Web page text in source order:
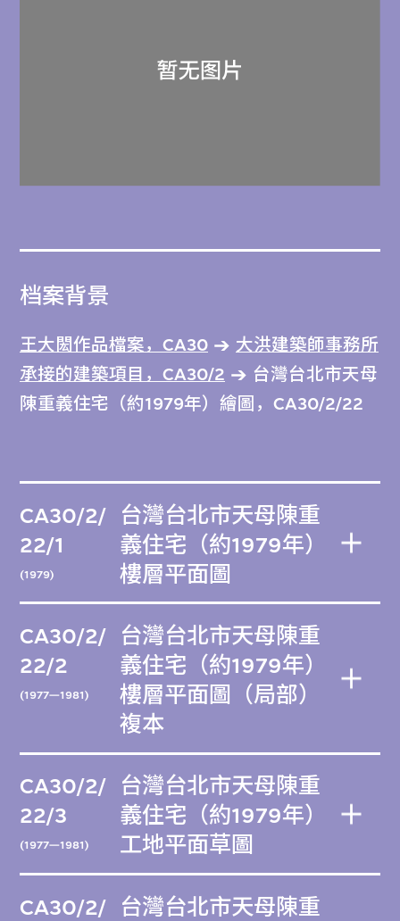
档案背景
王大閎作品檔案，CA30
大洪建築師事務所
承接的建築項目，CA30/2
台灣台北市天母
陳重義住宅（約1979年）繪圖，CA30/2/22
CA30/2/
22/1
(1979)
台灣台北市天母陳重
義住宅（約1979年）
樓層平面圖
CA30/2/
22/2
(1977—1981)
台灣台北市天母陳重
義住宅（約1979年）
樓層平面圖（局部）
複本
CA30/2/
22/3
(1977—1981)
台灣台北市天母陳重
義住宅（約1979年）
工地平面草圖
CA30/2/
台灣台北市天母陳重